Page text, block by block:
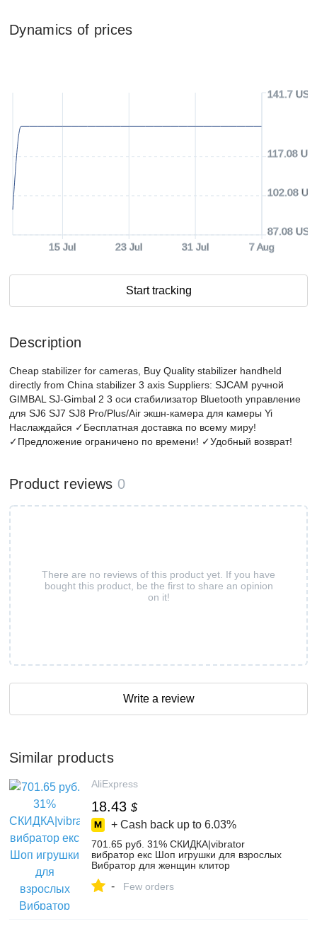
Dynamics of prices
15 Jul 23 Jul 31 Jul 7 Aug
87.08 USD
102.08
117.08
141.7 USD
Start tracking
Description
Cheap stabilizer for cameras, Buy Quality stabilizer handheld
directly from China stabilizer 3 axis Suppliers: SJCAM ручной
GIMBAL SJ-Gimbal 2 3 оси стабилизатор Bluetooth управление
для SJ6 SJ7 SJ8 Pro/Plus/Air экшн-камера для камеры Yi
Наслаждайся ✓Бесплатная доставка по всему миру!
✓Предложение ограничено по времени! ✓Удобный возврат!
Product reviews 0
There are no reviews of this product yet. If you have
bought this product, be the first to share an opinion
on it!
Write a review
Similar products
AliExpress
18.43 $
+ Cash back up to 6.03%
701.65 руб. 31% СКИДКА|vibrator
вибратор екс Шоп игрушки для взрослых
Вибратор для женщин клитор
интимные игруш-in Вибраторы from
- Few orders